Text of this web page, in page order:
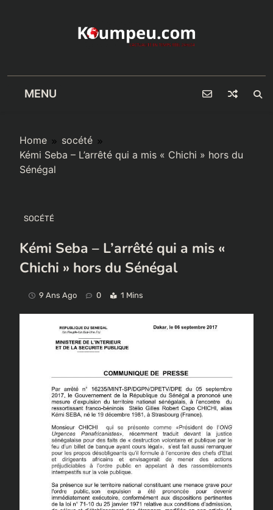
MENU
Home
socété
Kémi Seba – L’arrêté qui a mis « Chichi » hors du
Sénégal
SOCÉTÉ
Kémi Seba – L’arrêté qui a mis «
Chichi » hors du Sénégal
9 Ans Ago 0 1 Mins